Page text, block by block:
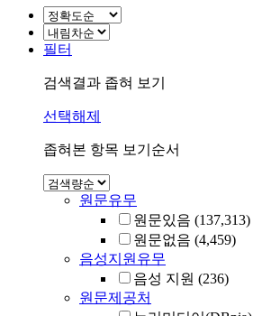
필터
검색결과 좁혀 보기
선택해제
좁혀본 항목 보기순서
원문유무
원문있음 (137,313)
원문없음 (4,459)
음성지원유무
음성 지원 (236)
원문제공처